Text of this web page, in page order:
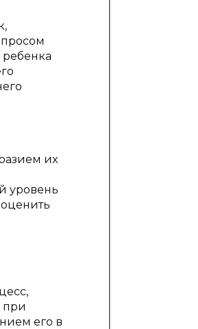
ребенка
их
уровень
при
его в